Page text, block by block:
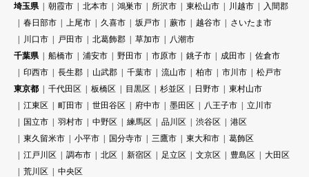
埼玉県
朝霞市 北本市 鴻巣市 所沢市 東松山市 川越市
入間郡
春日部市
上尾市 久喜市 坂戸市 蕨市 越谷市
さいたま市
川口市
戸田市 北葛飾郡 草加市
八潮市
千葉県
船橋市 浦安市 野田市 市原市 銚子市 成田市
佐倉市
印西市
長生郡 山武郡 千葉市 流山市 柏市 市川市
松戸市
東京都
千代田区 板橋区 目黒区 杉並区 日野市
東村山市
江東区
町田市 世田谷区 府中市 墨田区 八王子市
立川市
国立市
羽村市 中野区 練馬区 品川区 渋谷区
港区
東久留米市
小平市 国分寺市 三鷹市 東大和市
葛飾区
江戸川区
調布市 北区 新宿区 足立区 文京区 豊島区
大田区
荒川区
中央区